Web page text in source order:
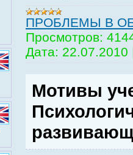
ПРОБЛЕМЫ В
Просмотров:
Дата: 22.07.2010
Мотивы